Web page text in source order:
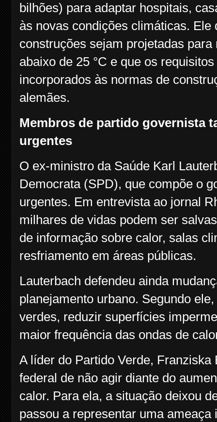
bilhões) para adaptar hospitais,
às novas condições climáticas. Ele
construções sejam projetadas
abaixo de 25 °C e que os
incorporados às normas de
alemães.
Membros de partido governista
urgentes
O ex-ministro da Saúde Karl
Democrata (SPD), que compõe o
urgentes. Em entrevista ao jornal
milhares de vidas podem ser
de informação sobre calor, salas
resfriamento em áreas públicas.
Lauterbach defendeu ainda
planejamento urbano. Segundo
verdes, reduzir superfícies
maior frequência das ondas de
A líder do Partido Verde, Franziska
federal de não agir diante do
calor. Para ela, a situação deixou
passou a representar uma ameaça